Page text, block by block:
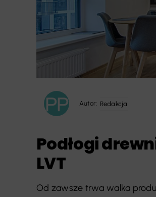
Autor: Redakcja
Podłogi
LVT
Od zawsze trwa walka